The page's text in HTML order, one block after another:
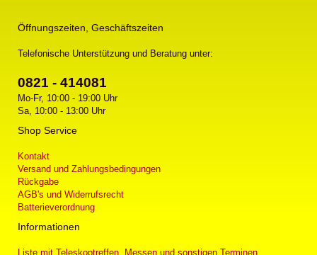
Öffnungszeiten, Geschäftszeiten
Telefonische Unterstützung und Beratung unter:
0821 - 414081
Mo-Fr, 10:00 - 19:00 Uhr
Sa, 10:00 - 13:00 Uhr
Shop Service
Kontakt
Versand und Zahlungsbedingungen
Rückgabe
AGB's und Widerrufsrecht
Batterieverordnung
Informationen
Liste mit Teleskoptreffen, Messen und sonstigen Terminen